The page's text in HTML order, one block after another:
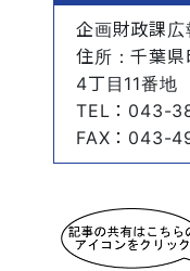
企画財政課広
住所 ：千葉
4丁目11番地
TEL ：043-
FAX ：043-